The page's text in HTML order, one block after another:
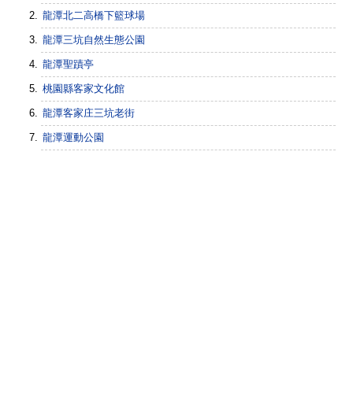
龍潭北二高橋下籃球場
龍潭三坑自然生態公園
龍潭聖蹟亭
桃園縣客家文化館
龍潭客家庄三坑老街
龍潭運動公園